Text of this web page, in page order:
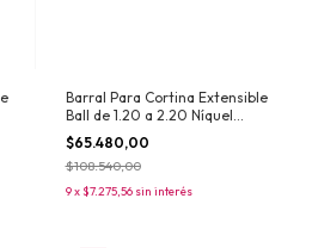
Barral Para Cortina Extensible
Ball de 1.20 a 2.20 Níquel
Satinado
$65.480,00
$108.540,00
9x$7.275,56 sin interés